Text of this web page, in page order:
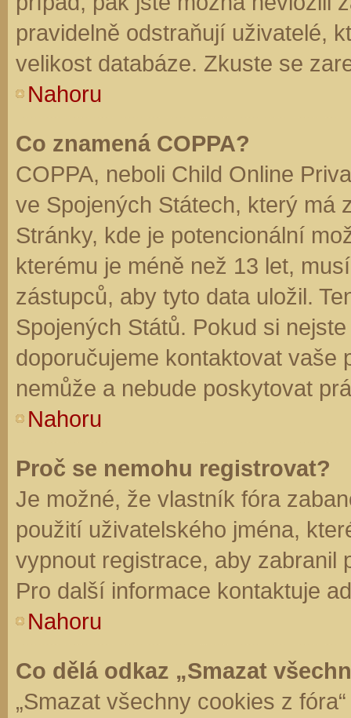
pravidelně odstraňují uživatelé,
velikost databáze. Zkuste se
Nahoru
Co znamená COPPA?
COPPA, neboli Child Online
ve Spojených Státech, který má
Stránky, kde je potencionální
kterému je méně než 13 let,
zástupců, aby tyto data uložil.
Spojených Států. Pokud si
doporučujeme kontaktovat vaše
nemůže a nebude poskytovat
Nahoru
Proč se nemohu registrovat?
Je možné, že vlastník fóra
použití uživatelského jména,
vypnout registrace, aby zabranil
Pro další informace kontaktuje
Nahoru
Co dělá odkaz „Smazat
„Smazat všechny cookies z